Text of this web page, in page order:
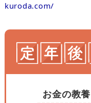
kuroda.com/
お金の教